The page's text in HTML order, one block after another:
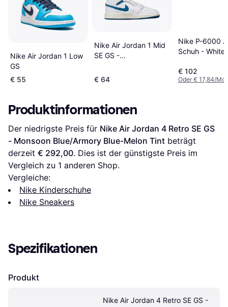
Nike Air Jordan 1 Low
GS
€ 55
Nike Air Jordan 1 Mid
SE GS -
Blue
€ 64
Nike P-6000
Schuh - White
€ 102
Oder € 17,84/
Produktinformationen
Der niedrigste Preis für Nike Air Jordan 4 Retro SE GS
- Monsoon Blue/Armory Blue-Melon Tint beträgt
derzeit € 292,00. Dies ist der günstigste Preis im
Vergleich zu 1 anderen Shop.
Vergleiche:
Nike Kinderschuhe
Nike Sneakers
Spezifikationen
Produkt
Nike Air Jordan 4 Retro SE GS -